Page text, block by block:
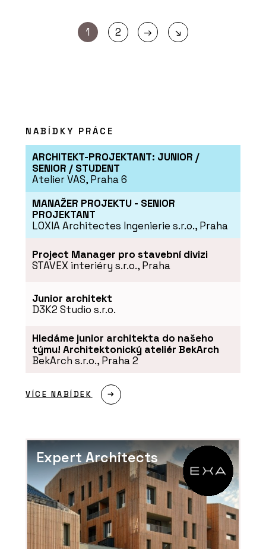
1 2 → ↘
NABÍDKY PRÁCE
ARCHITEKT-PROJEKTANT: JUNIOR /
SENIOR / STUDENT
Atelier VAS, Praha 6
MANAŽER PROJEKTU - SENIOR
PROJEKTANT
LOXIA Architectes Ingenierie s.r.o., Praha
Project Manager pro stavební divizi
STAVEX interiéry s.r.o., Praha
Junior architekt
D3K2 Studio s.r.o.
Hledáme junior architekta do našeho
týmu! Architektonický ateliér BekArch
BekArch s.r.o., Praha 2
VÍCE NABÍDEK
Expert Architects